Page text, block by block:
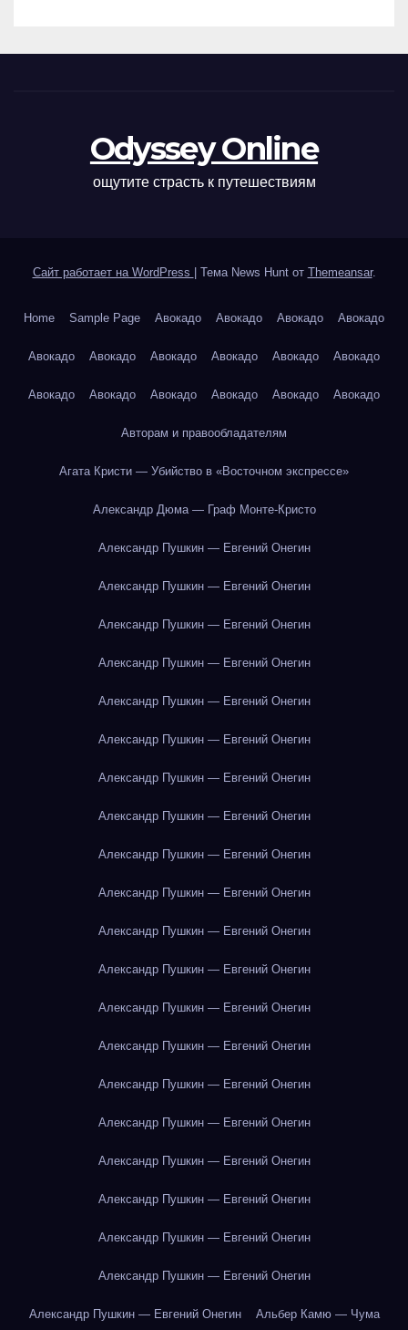
Odyssey Online
ощутите страсть к путешествиям
Сайт работает на WordPress Тема News Hunt от Themeansar.
Home Sample Page Авокадо Авокадо Авокадо Авокадо
Авокадо Авокадо Авокадо Авокадо Авокадо Авокадо
Авокадо Авокадо Авокадо Авокадо Авокадо Авокадо
Авторам и правообладателям
Агата Кристи — Убийство в «Восточном экспрессе»
Александр Дюма — Граф Монте-Кристо
Александр Пушкин — Евгений Онегин
Александр Пушкин — Евгений Онегин
Александр Пушкин — Евгений Онегин
Александр Пушкин — Евгений Онегин
Александр Пушкин — Евгений Онегин
Александр Пушкин — Евгений Онегин
Александр Пушкин — Евгений Онегин
Александр Пушкин — Евгений Онегин
Александр Пушкин — Евгений Онегин
Александр Пушкин — Евгений Онегин
Александр Пушкин — Евгений Онегин
Александр Пушкин — Евгений Онегин
Александр Пушкин — Евгений Онегин
Александр Пушкин — Евгений Онегин
Александр Пушкин — Евгений Онегин
Александр Пушкин — Евгений Онегин
Александр Пушкин — Евгений Онегин
Александр Пушкин — Евгений Онегин
Александр Пушкин — Евгений Онегин
Александр Пушкин — Евгений Онегин
Александр Пушкин — Евгений Онегин Альбер Камю — Чума